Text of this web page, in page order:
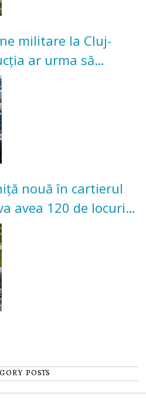
militare la Cluj-
ar urma să
acestui an
nouă în cartierul
avea 120 de locuri
POSTS